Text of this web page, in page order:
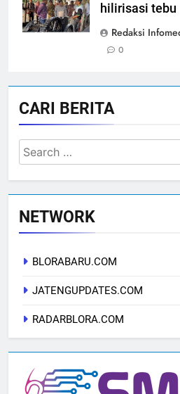
hilirisasi tebu
Redaksi
0
CARI BERITA
Search
for:
NETWORK
BLORABARU.COM
JATENGUPDATES.COM
RADARBLORA.COM